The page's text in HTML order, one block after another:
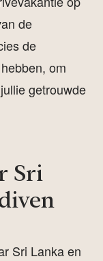
de
de
om
getrouwde
Sri
Sri Lanka en